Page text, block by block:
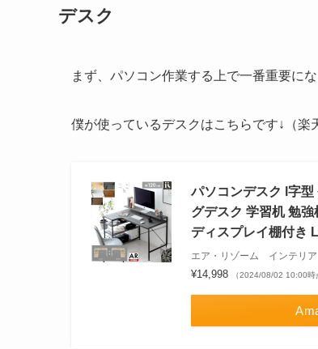
デスク
まず、パソコン作業する上で一番重要に
僕が使っているデスクはこちらです↓（楽
パソコンデスク l字
グデスク 学習机 勉
ディスプレイ棚付き
エア・リゾーム インテリア
¥14,998 （2024/08/02 10:00時